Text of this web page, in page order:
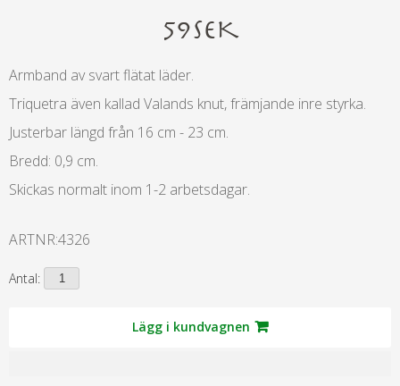
59SEK
Armband av svart flätat läder.
Triquetra även kallad Valands knut, främjande inre styrka.
Justerbar längd från 16 cm - 23 cm.
Bredd: 0,9 cm.
Skickas normalt inom 1-2 arbetsdagar.
ARTNR:4326
Antal:
Lägg i kundvagnen